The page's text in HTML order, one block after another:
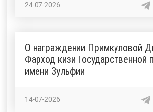
24-07-2026
О награждении Примкуловой
Фарход кизи Государственной
имени Зульфии
14-07-2026